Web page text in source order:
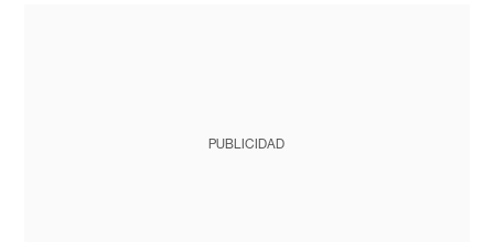
PUBLICIDAD